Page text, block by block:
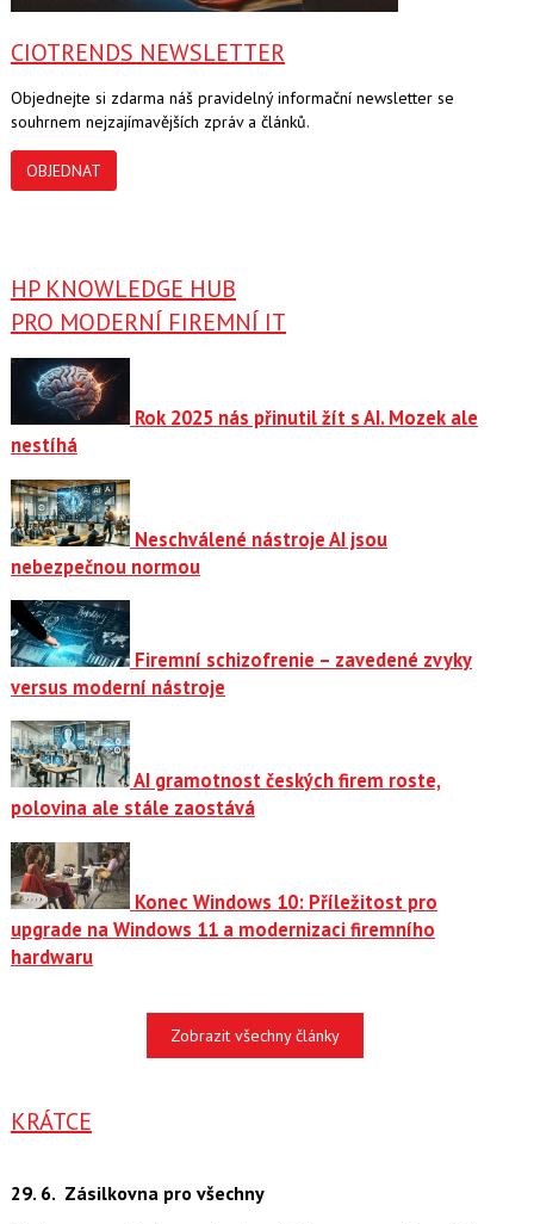
CIOTRENDS NEWSLETTER
Objednejte si zdarma náš pravidelný informační newsletter se
souhrnem nejzajímavějších zpráv a článků.
OBJEDNAT
HP KNOWLEDGE HUB
PRO MODERNÍ FIREMNÍ IT
Rok 2025 nás přinutil žít s AI. Mozek ale
nestíhá
Neschválené nástroje AI jsou
nebezpečnou normou
Firemní schizofrenie – zavedené zvyky
versus moderní nástroje
AI gramotnost českých firem roste,
polovina ale stále zaostává
Konec Windows 10: Příležitost pro
upgrade na Windows 11 a modernizaci firemního
hardwaru
Zobrazit všechny články
KRÁTCE
29. 6. Zásilkovna pro všechny